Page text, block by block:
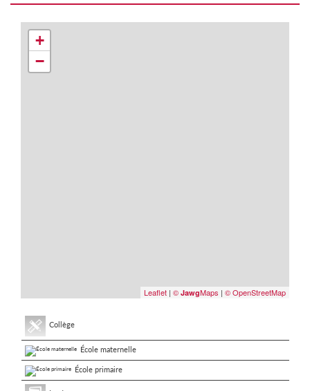
+
−
Leaflet | © JawgMaps | © OpenStreetMap
Collège
École maternelle
École primaire